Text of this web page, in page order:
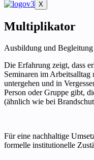
X
Multiplikator
Ausbildung und
Die Erfahrung zeigt, dass
Seminaren im
untergehen und in
Person oder Gruppe gibt,
(ähnlich wie bei
Für eine nachhaltige
formelle institutionelle